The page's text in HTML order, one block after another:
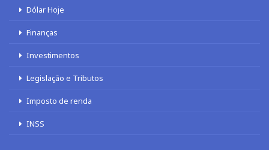
Dólar Hoje
Finanças
Investimentos
Legislação e Tributos
Imposto de renda
INSS